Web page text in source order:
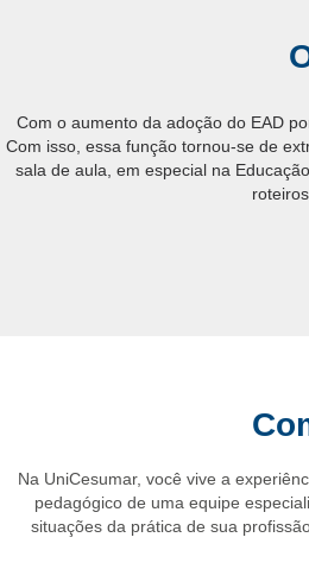
Com o aumento da adoção do EAD
Com isso, essa função tornou-se de
sala de aula, em especial na
Na UniCesumar, você vive a
pedagógico de uma equipe
situações da prática de sua